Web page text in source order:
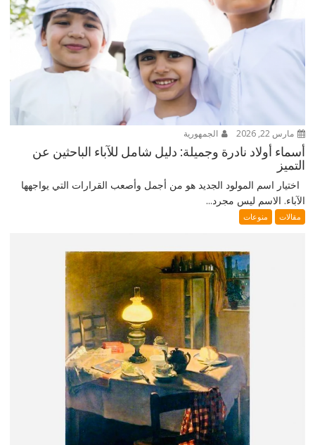
مارس 22, 2026 الجمهورية
أسماء أولاد نادرة وجميلة: دليل شامل للآباء الباحثين عن
التميز
اختيار اسم المولود الجديد هو من أجمل وأصعب القرارات التي يواجهها
الآباء. الاسم ليس مجرد...
مقالات منوعات